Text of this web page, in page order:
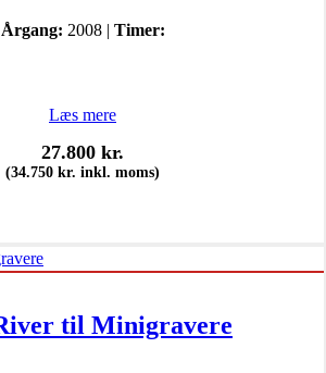
Årgang: 2008 | Timer:
Læs mere
27.800 kr.
(34.750 kr. inkl. moms)
til Minigravere